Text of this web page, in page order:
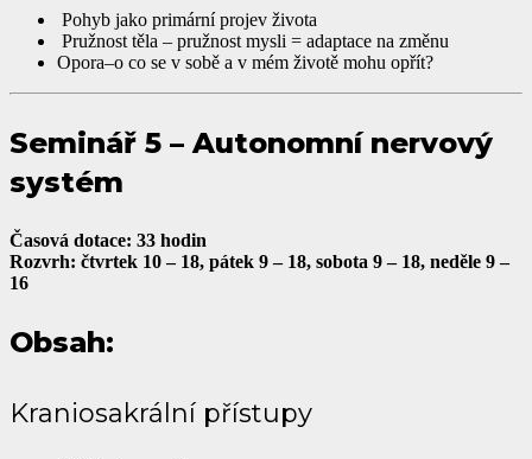
Pohyb jako primární projev života
Pružnost těla – pružnost mysli = adaptace na změnu
Opora–o co se v sobě a v mém životě mohu opřít?
Seminář 5 – Autonomní nervový
systém
Časová dotace: 33 hodin
Rozvrh: čtvrtek 10 – 18, pátek 9 – 18, sobota 9 – 18, neděle 9 –
16
Obsah:
Kraniosakrální přístupy